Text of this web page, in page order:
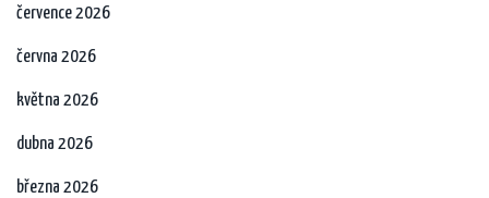
července 2026
června 2026
května 2026
dubna 2026
března 2026